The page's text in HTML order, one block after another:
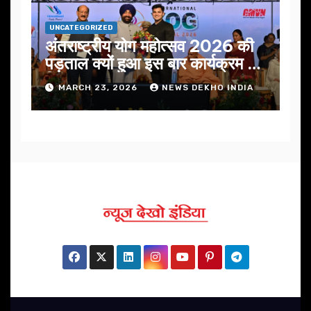
UNCATEGORIZED
अंतराष्ट्रीय योग महोत्सव 2026 की
पड़ताल क्यों हुआ इस बार कार्यक्रम में
निखार
MARCH 23, 2026 NEWS DEKHO INDIA